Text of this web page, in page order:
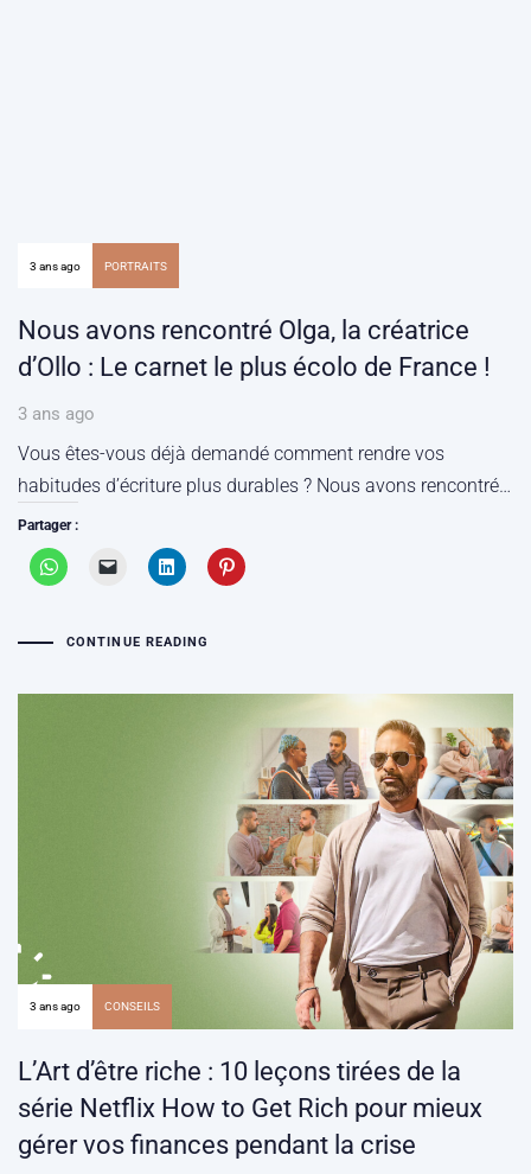
3 ans ago PORTRAITS
Nous avons rencontré Olga, la créatrice
d’Ollo : Le carnet le plus écolo de France !
3 ans ago
Vous êtes-vous déjà demandé comment rendre vos
habitudes d’écriture plus durables ? Nous avons rencontré…
Partager :
CONTINUE READING
3 ans ago CONSEILS
L’Art d’être riche : 10 leçons tirées de la
série Netflix How to Get Rich pour mieux
gérer vos finances pendant la crise